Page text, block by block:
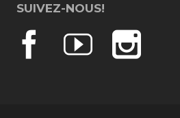
SUIVEZ-NOUS!